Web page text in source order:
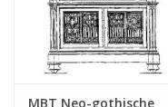
MBT Neo-gothische